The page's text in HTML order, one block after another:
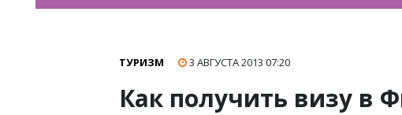
ТУРИЗМ 3 АВГУСТА 2013 07:20
Как получить визу в